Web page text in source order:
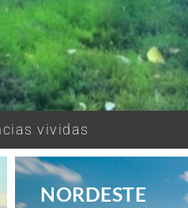
vividas
NORDESTE